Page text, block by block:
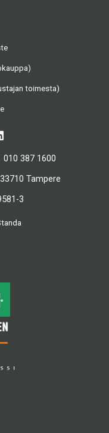
toimesta)
010 387 1600
Tampere
3